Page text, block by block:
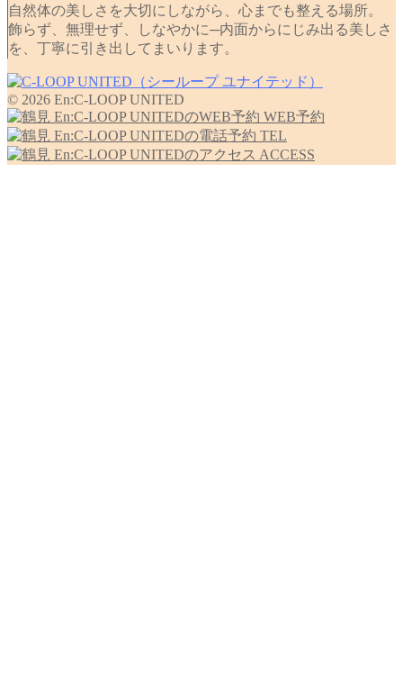
自然体の美しさを大切にしながら、心までも整える場所。
飾らず、無理せず、しなやかに─内面からにじみ出る美しさ
を、丁寧に引き出してまいります。
© 2026 En:C-LOOP UNITED
WEB予約
TEL
ACCESS